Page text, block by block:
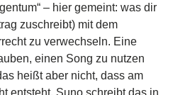
– hier gemeint: was dir
zuschreibt) mit dem
zu verwechseln. Eine
einen Song zu nutzen
heißt aber nicht, dass am
entsteht. Suno schreibt das in